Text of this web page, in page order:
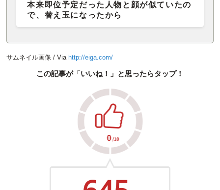
本来即位予定だった人物と顔が似ていたの
で、替え玉になったから
サムネイル画像 / Via http://eiga.com/
この記事が「いいね！」と思ったらタップ！